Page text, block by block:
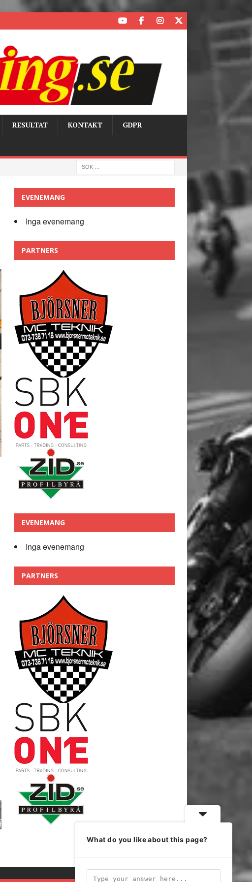
RESULTAT KONTAKT GDPR
EVENEMANG
Inga evenemang
PARTNERS
EVENEMANG
Inga evenemang
PARTNERS
What do you like about this page?